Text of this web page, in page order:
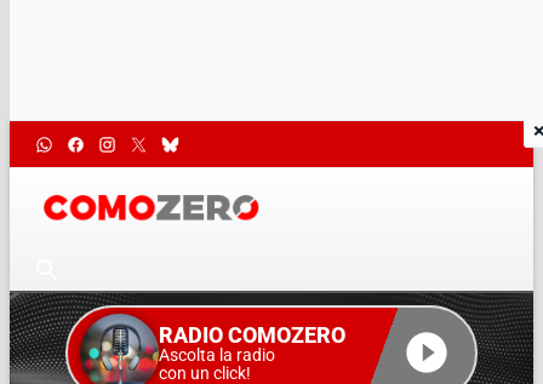
RADIO COMOZERO
Ascolta la radio
con un click!